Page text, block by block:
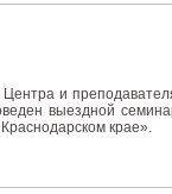
Центра и
выездной
крае».